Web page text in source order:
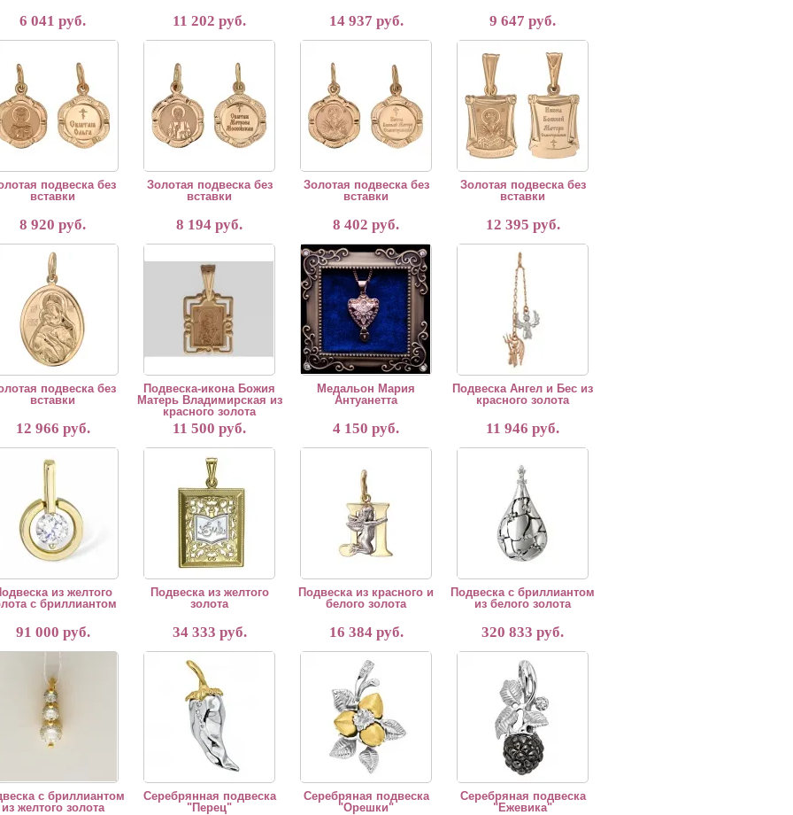
6 041 руб. 11 202 руб. 14 937 руб. 9 647 руб.
подвеска без вставки
подвеска без
вставки
8 920 руб.
Золотая подвеска без вставки
Золотая подвеска без
вставки
8 194 руб.
Золотая подвеска без вставки
Золотая подвеска без
вставки
8 402 руб.
Золотая подвеска без вставки
Золотая подвеска без
вставки
12 395 руб.
подвеска без вставки
подвеска без
вставки
12 966 руб.
Подвеска-икона Божия Матерь Владимирская из красного золота
Подвеска-икона Божия
Матерь Владимирская из
красного золота
11 500 руб.
Медальон Мария Антуанетта
Медальон Мария
Антуанетта
4 150 руб.
Подвеска Ангел и Бес из красного золота
Подвеска Ангел и Бес из
красного золота
11 946 руб.
из желтого золота с бриллиантом
из желтого
с бриллиантом
91 000 руб.
Подвеска из желтого золота
Подвеска из желтого
золота
34 333 руб.
Подвеска из красного и белого золота
Подвеска из красного и
белого золота
16 384 руб.
Подвеска с бриллиантом из белого золота
Подвеска с бриллиантом
из белого золота
320 833 руб.
с бриллиантом из желтого золота
с бриллиантом
из желтого золота
Серебрянная подвеска "Перец"
Серебрянная подвеска
"Перец"
Серебряная подвеска "Орешки"
Серебряная подвеска
"Орешки"
Серебряная подвеска "Ежевика"
Серебряная подвеска
"Ежевика"